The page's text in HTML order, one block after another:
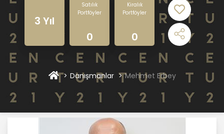
3 Yıl
Satılık
Portföyler
0
Kiralık
Portföyler
0
Danışmanlar Mehmet Erbey